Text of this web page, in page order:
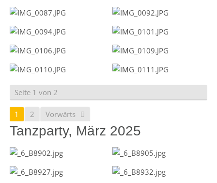
Seite 1 von 2
1 2 Vorwärts
Tanzparty, März 2025